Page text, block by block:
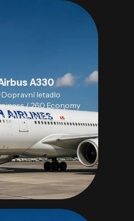
A330
Dopravní letadlo
/ 260 Economy
více informací